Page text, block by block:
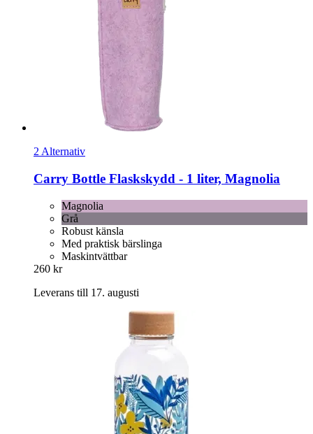
2 Alternativ
Carry Bottle Flaskskydd -​ 1 liter, Magnolia
Magnolia
Grå
Robust känsla
Med praktisk bärslinga
Maskintvättbar
260 kr
Leverans till 17. augusti